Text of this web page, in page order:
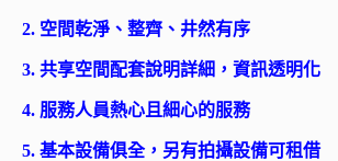
2. 空間乾淨、整齊、井然有序
3. 共享空間配套說明詳細，資訊透明化
4. 服務人員熱心且細心的服務
5. 基本設備俱全，另有拍攝設備可租借